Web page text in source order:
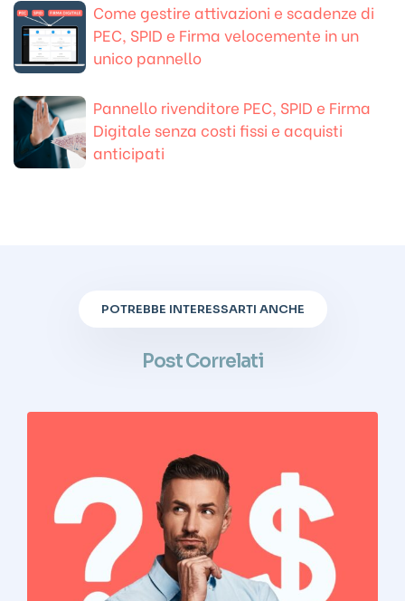
Come gestire attivazioni e scadenze di
PEC, SPID e Firma velocemente in un
unico pannello
Pannello rivenditore PEC, SPID e Firma
Digitale senza costi fissi e acquisti
anticipati
POTREBBE INTERESSARTI ANCHE
Post Correlati